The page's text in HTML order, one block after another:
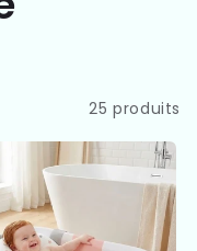
25 produits